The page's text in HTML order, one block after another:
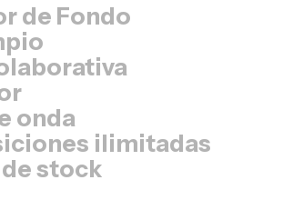
de Fondo
onda
ilimitadas
stock